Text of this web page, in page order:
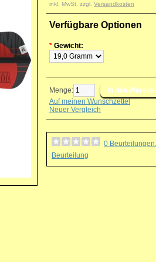
inkl. MwSt, zzgl. Versandkosten
Verfügbare Optionen
* Gewicht:
Menge:
Auf meinen Wunschzettel
Neuer Vergleich
0 Beurteilungen.
Beurteilung